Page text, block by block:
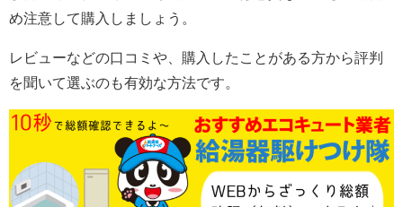
め注意して購入しましょう。
レビューなどの口コミや、購入したことがある方から評判
を聞いて選ぶのも有効な方法です。